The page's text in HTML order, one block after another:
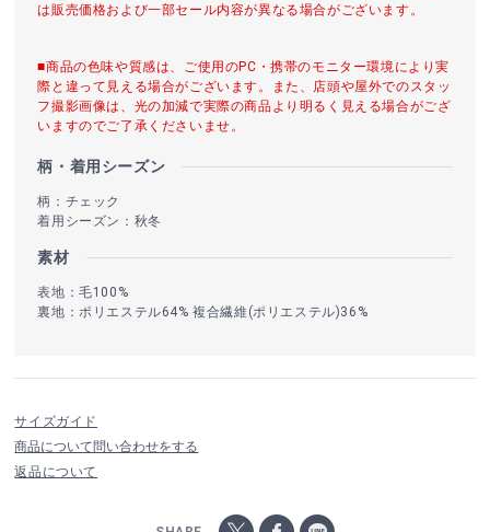
は販売価格および一部セール内容が異なる場合がございます。
■商品の色味や質感は、ご使用のPC・携帯のモニター環境により実
際と違って見える場合がございます。また、店頭や屋外でのスタッ
フ撮影画像は、光の加減で実際の商品より明るく見える場合がござ
いますのでご了承くださいませ。
柄・着用シーズン
柄：チェック
着用シーズン：秋冬
素材
表地：毛100%
裏地：ポリエステル64% 複合繊維(ポリエステル)36%
サイズガイド
商品について問い合わせをする
返品について